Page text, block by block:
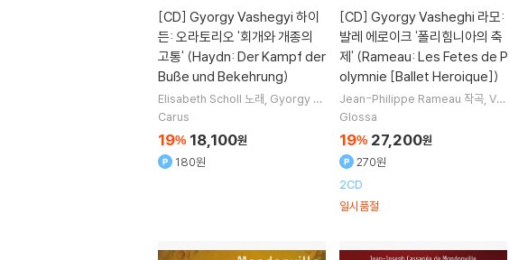
[CD] Gyorgy Vashegyi 하이
든: 오라토리오 '회개와 개종의
고통' (Haydn: Der Kampf der
Buße und Bekehrung)
Elisabeth Scholl 노래 Gyorgy Va
shegyi
Carus
19% 18,100원
180원
[CD] Gyorgy Vasheghi 라모:
발레 에로이크 '폴리힘니아의 축
제' (Rameau: Les Fetes de P
olymnie [Ballet Heroique])
Jean-Philippe Rameau 작곡 Ver
onique Gens
Glossa
19% 27,200원
270원
2CD
일시품절